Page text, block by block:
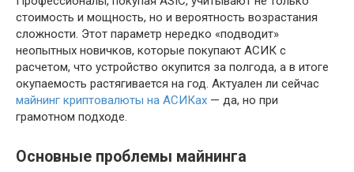
стоимость и мощность, но и вероятность возрастания
сложности. Этот параметр нередко «подводит»
неопытных новичков, которые покупают АСИК с
расчетом, что устройство окупится за полгода, а в итоге
окупаемость растягивается на год. Актуален ли сейчас
майнинг криптовалюты на АСИКах — да, но при
грамотном подходе.
Основные проблемы майнинга